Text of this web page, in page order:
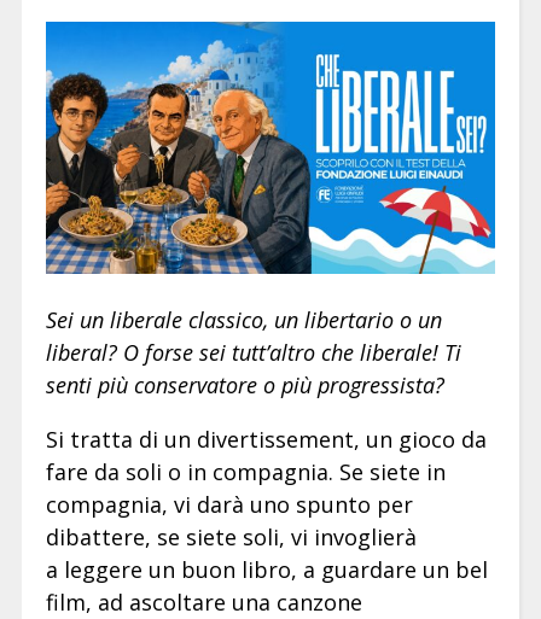
Sei un liberale classico, un libertario o un
liberal? O forse sei tutt’altro che liberale! Ti
senti più conservatore o più progressista?
Si tratta di un divertissement, un gioco da
fare da soli o in compagnia. Se siete in
compagnia, vi darà uno spunto per
dibattere, se siete soli, vi invoglierà
a leggere un buon libro, a guardare un bel
film, ad ascoltare una canzone